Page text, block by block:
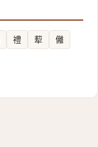
禮 䔣
㒧